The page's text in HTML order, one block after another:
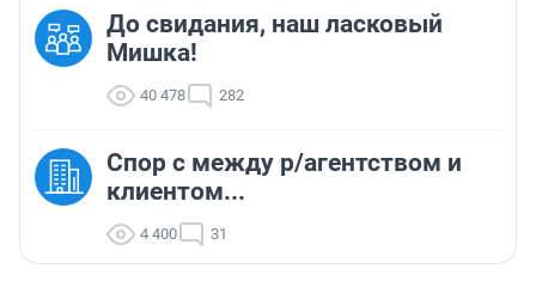
До свидания, наш ласковый
Мишка!
40 478 282
Спор с между р/агентством и
клиентом...
4 400 31